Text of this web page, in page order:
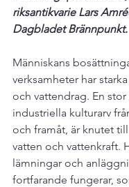
riksantikvarie Lars
Dagbladet Brännpunkt.
Människans
verksamheter har
och vattendrag. En stor
industriella kulturarv
och framåt, är knutet
vatten och vattenkraft.
lämningar och
fortfarande fungerar,